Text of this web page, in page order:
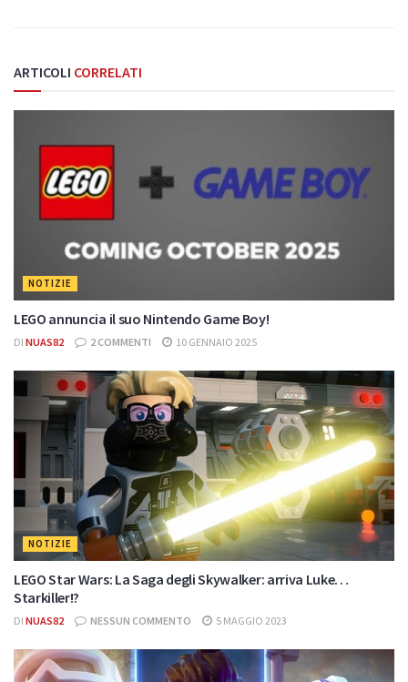
ARTICOLI CORRELATI
NOTIZIE
LEGO annuncia il suo Nintendo Game Boy!
DI NUAS82 2 COMMENTI 10 GENNAIO 2025
NOTIZIE
LEGO Star Wars: La Saga degli Skywalker: arriva Luke…
Starkiller!?
DI NUAS82 NESSUN COMMENTO 5 MAGGIO 2023